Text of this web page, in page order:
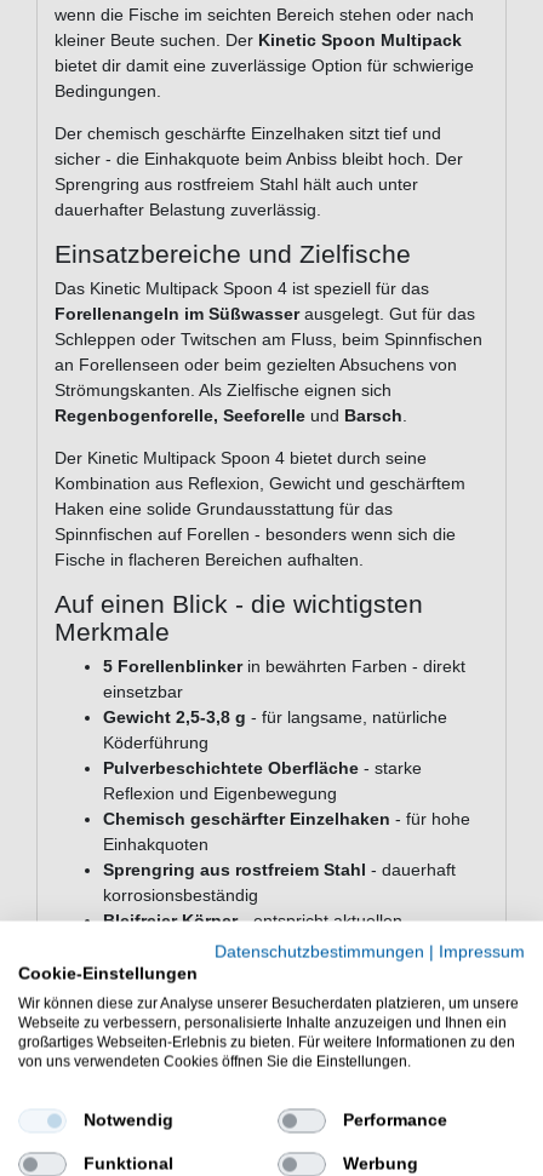
wenn die Fische im seichten Bereich stehen oder nach
kleiner Beute suchen. Der Kinetic Spoon Multipack
bietet dir damit eine zuverlässige Option für schwierige
Bedingungen.
Der chemisch geschärfte Einzelhaken sitzt tief und
sicher - die Einhakquote beim Anbiss bleibt hoch. Der
Sprengring aus rostfreiem Stahl hält auch unter
dauerhafter Belastung zuverlässig.
Einsatzbereiche und Zielfische
Das Kinetic Multipack Spoon 4 ist speziell für das
Forellenangeln im Süßwasserausgelegt. Gut für das
Schleppen oder Twitschen am Fluss, beim Spinnfischen
an Forellenseen oder beim gezielten Absuchens von
Strömungskanten. Als Zielfische eignen sich
Regenbogenforelle, Seeforelle und Barsch.
Der Kinetic Multipack Spoon 4 bietet durch seine
Kombination aus Reflexion, Gewicht und geschärftem
Haken eine solide Grundausstattung für das
Spinnfischen auf Forellen - besonders wenn sich die
Fische in flacheren Bereichen aufhalten.
Auf einen Blick - die wichtigsten
Merkmale
5 Forellenblinkerin bewährten Farben - direkt
einsetzbar
Gewicht 2,5-3,8 g - für langsame, natürliche
Köderführung
Pulverbeschichtete Oberfläche - starke
Reflexion und Eigenbewegung
Chemisch geschärfter Einzelhaken - für hohe
Einhakquoten
Sprengring aus rostfreiem Stahl - dauerhaft
korrosionsbeständig
Bleifreier Körper- entspricht aktuellen
Anforderungen
Technische Daten
Gewicht: 2,5-3,8 g
Inhalt: 5 Blinker
Sprengring: Rostfreier Stahl
Haken: Einzelhaken, chemisch geschärft
Datenschutzbestimmungen | Impressum
Cookie-Einstellungen
Wir können diese zur Analyse unserer Besucherdaten platzieren, um unsere
Webseite zu verbessern, personalisierte Inhalte anzuzeigen und Ihnen ein
großartiges Webseiten-Erlebnis zu bieten. Für weitere Informationen zu den
von uns verwendeten Cookies öffnen Sie die Einstellungen.
Notwendig Performance
Funktional Werbung